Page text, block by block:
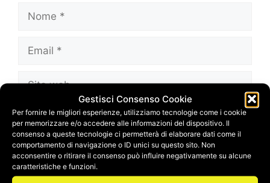
Gestisci Consenso Cookie
Per fornire le migliori esperienze, utilizziamo tecnologie come i cookie
per memorizzare e/o accedere alle informazioni del dispositivo. Il
consenso a queste tecnologie ci permetterà di elaborare dati come il
comportamento di navigazione o ID unici su questo sito. Non
acconsentire o ritirare il consenso può influire negativamente su alcune
caratteristiche e funzioni.
Nome
Email
Sito
Salva il mio nome, email e sito web in questo
browser per la prossima volta che
commento.